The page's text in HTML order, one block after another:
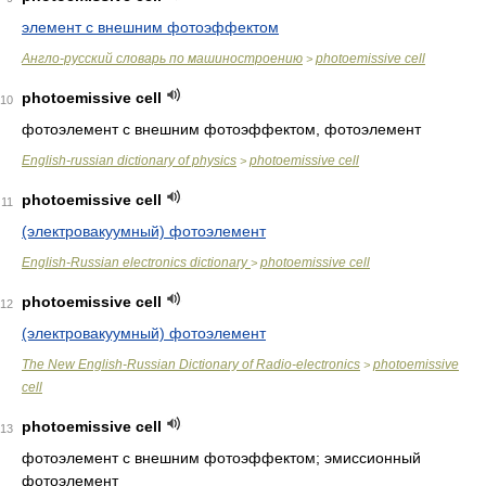
элемент с внешним фотоэффектом
Англо-русский словарь по машиностроению > photoemissive cell
10
photoemissive cell
фотоэлемент с внешним фотоэффектом, фотоэлемент
English-russian dictionary of physics > photoemissive cell
11
photoemissive cell
(электровакуумный) фотоэлемент
English-Russian electronics dictionary> photoemissive cell
12
photoemissive cell
(электровакуумный) фотоэлемент
The New English-Russian Dictionary of Radio-electronics > photoemissive
cell
13
photoemissive cell
фотоэлемент с внешним фотоэффектом; эмиссионный
фотоэлемент